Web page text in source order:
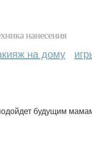
нанесения
на дому
будущим